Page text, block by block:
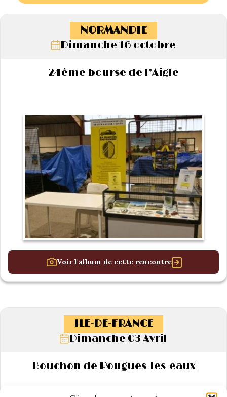
NORMANDIE
Dimanche 16 octobre
24ème bourse de l’Aigle
Voir l'album de cette rencontre
ILE-DE-FRANCE
Dimanche 03 Avril
Bouchon de Pougues-les-eaux